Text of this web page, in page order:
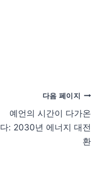
다음 페이지
예언의 시간이 다가온
다: 2030년 에너지 대전
환